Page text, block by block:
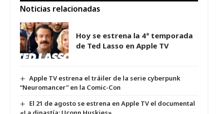
Noticias relacionadas
Hoy se estrena la 4ª temporada
de Ted Lasso en Apple TV
Apple TV estrena el tráiler de la serie cyberpunk
“Neuromancer” en la Comic-Con
El 21 de agosto se estrena en Apple TV el documental